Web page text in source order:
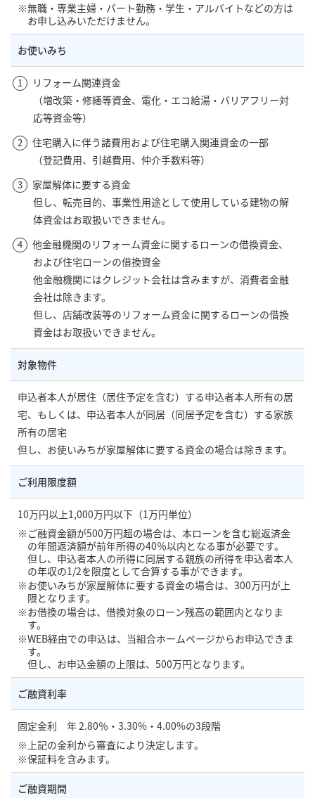
無職・専業主婦・パート勤務・学生・アルバイトなどの方は
お申し込みいただけません。
お使いみち
リフォーム関連資金
（増改築・修繕等資金、電化・エコ給湯・バリアフリー対
応等資金等）
住宅購入に伴う諸費用および住宅購入関連資金の一部
（登記費用、引越費用、仲介手数料等）
家屋解体に要する資金
但し、転売目的、事業性用途として使用している建物の解
体資金はお取扱いできません。
他金融機関のリフォーム資金に関するローンの借換資金、
および住宅ローンの借換資金
他金融機関にはクレジット会社は含みますが、消費者金融
会社は除きます。
但し、店舗改装等のリフォーム資金に関するローンの借換
資金はお取扱いできません。
対象物件
申込者本人が居住（居住予定を含む）する申込者本人所有の居
宅、もしくは、申込者本人が同居（同居予定を含む）する家族
所有の居宅
但し、お使いみちが家屋解体に要する資金の場合は除きます。
ご利用限度額
10万円以上1,000万円以下（1万円単位）
ご融資金額が500万円超の場合は、本ローンを含む総返済金
の年間返済額が前年所得の40％以内となる事が必要です。
但し、申込者本人の所得に同居する親族の所得を申込者本人
の年収の1/2を限度として合算する事ができます。
お使いみちが家屋解体に要する資金の場合は、300万円が上
限となります。
お借換の場合は、借換対象のローン残高の範囲内となりま
す。
WEB経由での申込は、当組合ホームページからお申込できま
す。
但し、お申込金額の上限は、500万円となります。
ご融資利率
固定金利 年 2.80％・3.30%・4.00%の3段階
上記の金利から審査により決定します。
保証料を含みます。
ご融資期間